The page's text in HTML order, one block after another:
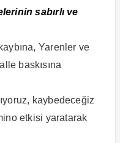
sabırlı ve
Yarenler ve
baskısına
kaybedeceğiz
etkisi yaratarak